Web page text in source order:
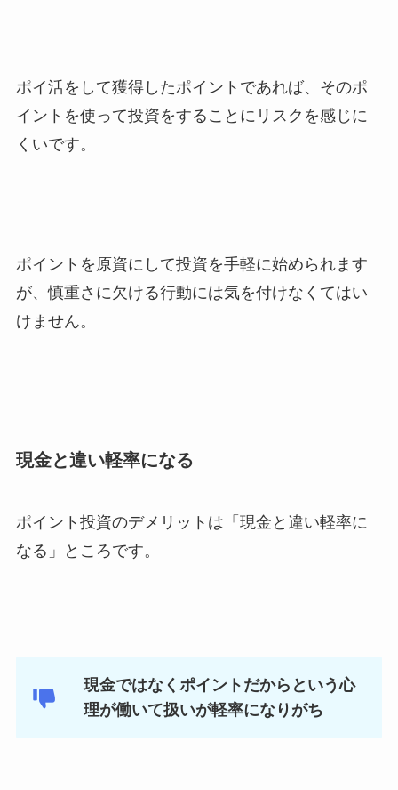
ポイ活をして獲得したポイントであれば、そのポ
イントを使って投資をすることにリスクを感じに
くいです。
ポイントを原資にして投資を手軽に始められます
が、慎重さに欠ける行動には気を付けなくてはい
けません。
現金と違い軽率になる
ポイント投資のデメリットは「現金と違い軽率に
なる」ところです。
現金ではなくポイントだからという心
理が働いて扱いが軽率になりがち